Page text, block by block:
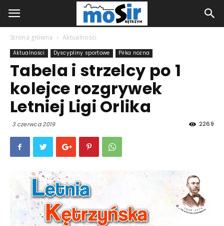
Strona główna Aktualności
Aktualności Dyscypliny sportowe Piłka nożna
Tabela i strzelcy po 1
kolejce rozgrywek
Letniej Ligi Orlika
3 czerwca 2019 2269